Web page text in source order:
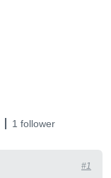
1 follower
#1